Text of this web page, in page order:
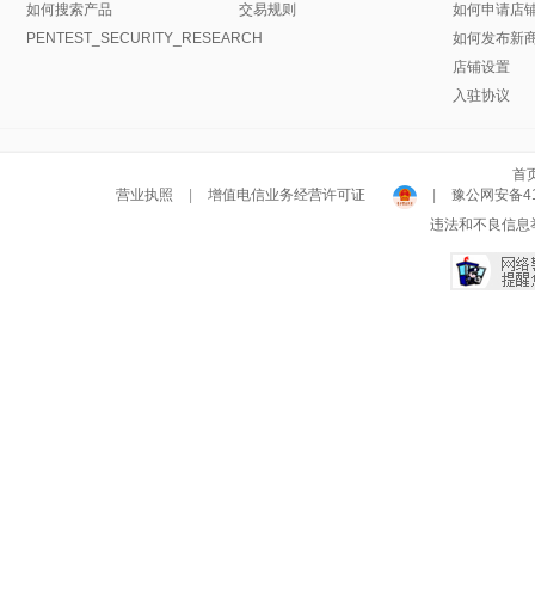
如何搜索产品
PENTEST_SECURITY_RESEARCH
交易规则
如何申请店
如何发布新
店铺设置
入驻协议
首
营业执照
增值电信业务经营许可证
豫公网安备
违法和不良信